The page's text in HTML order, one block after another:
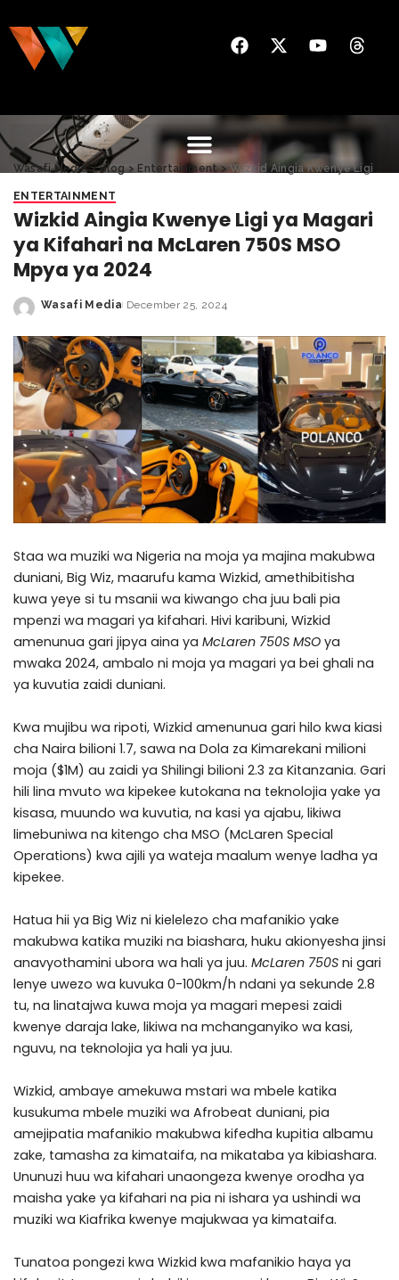
Wasafi Media>Blog> Entertainment>Wizkid Aingia Kwenye Ligi ya Magari ya Kifahari na McLaren 750S MSO Mpya ya 2024
ENTERTAINMENT
Wizkid Aingia Kwenye Ligi ya Magari
ya Kifahari na McLaren 750S MSO
Mpya ya 2024
Wasafi Media December 25, 2024
Staa wa muziki wa Nigeria na moja ya majina makubwa
duniani, Big Wiz, maarufu kama Wizkid, amethibitisha
kuwa yeye si tu msanii wa kiwango cha juu bali pia
mpenzi wa magari ya kifahari. Hivi karibuni, Wizkid
amenunua gari jipya aina ya McLaren 750S MSO ya
mwaka 2024, ambalo ni moja ya magari ya bei ghali na
ya kuvutia zaidi duniani.
Kwa mujibu wa ripoti, Wizkid amenunua gari hilo kwa kiasi
cha Naira bilioni 1.7, sawa na Dola za Kimarekani milioni
moja ($1M) au zaidi ya Shilingi bilioni 2.3 za Kitanzania. Gari
hili lina mvuto wa kipekee kutokana na teknolojia yake ya
kisasa, muundo wa kuvutia, na kasi ya ajabu, likiwa
limebuniwa na kitengo cha MSO (McLaren Special
Operations) kwa ajili ya wateja maalum wenye ladha ya
kipekee.
Hatua hii ya Big Wiz ni kielelezo cha mafanikio yake
makubwa katika muziki na biashara, huku akionyesha jinsi
anavyothamini ubora wa hali ya juu. McLaren 750S ni gari
lenye uwezo wa kuvuka 0-100km/h ndani ya sekunde 2.8
tu, na linatajwa kuwa moja ya magari mepesi zaidi
kwenye daraja lake, likiwa na mchanganyiko wa kasi,
nguvu, na teknolojia ya hali ya juu.
Wizkid, ambaye amekuwa mstari wa mbele katika
kusukuma mbele muziki wa Afrobeat duniani, pia
amejipatia mafanikio makubwa kifedha kupitia albamu
zake, tamasha za kimataifa, na mikataba ya kibiashara.
Ununuzi huu wa kifahari unaongeza kwenye orodha ya
maisha yake ya kifahari na pia ni ishara ya ushindi wa
muziki wa Kiafrika kwenye majukwaa ya kimataifa.
Tunatoa pongezi kwa Wizkid kwa mafanikio haya ya